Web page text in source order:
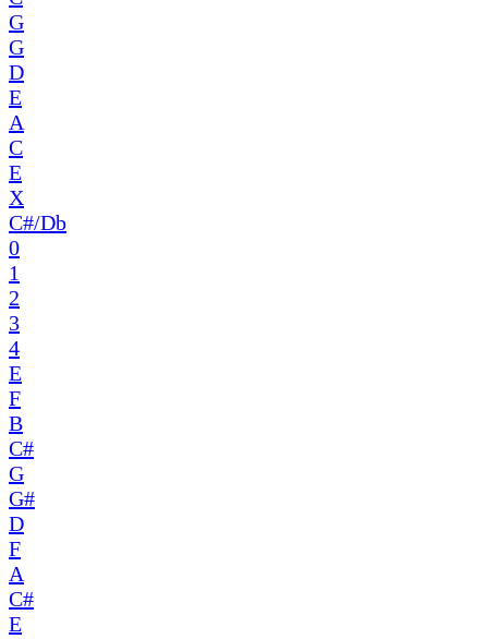
G
G
D
E
A
C
E
X
C#/Db
0
1
2
3
4
E
F
B
C#
G
G#
D
F
A
C#
E